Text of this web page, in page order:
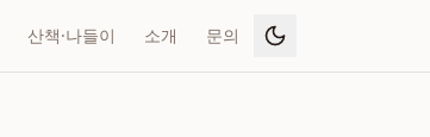
산책·나들이 소개 문의